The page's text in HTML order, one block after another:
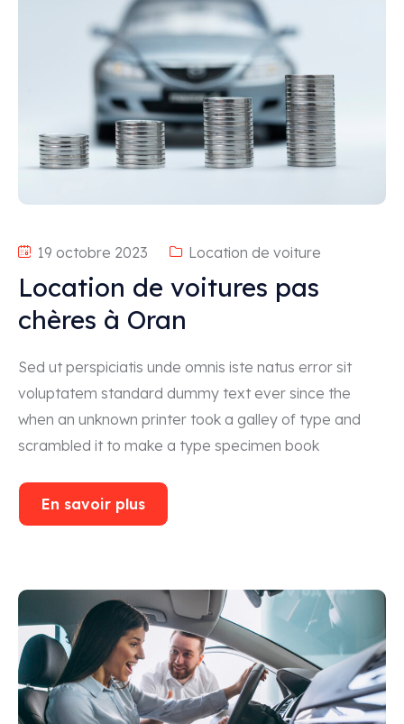
19 octobre 2023 Location de voiture
Location de voitures pas
chères à Oran
Sed ut perspiciatis unde omnis iste natus error sit
voluptatem standard dummy text ever since the
when an unknown printer took a galley of type and
scrambled it to make a type specimen book
En savoir plus